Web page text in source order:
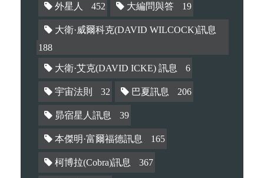
外星人 452 大編問與答 19
大衛·威爾科克(DAVID WILCOCK)訊息
188
大衛·艾克(DAVID ICKE) 訊息 6
宇宙法則 32 巴夏訊息 206
昴宿星人訊息 39
本傑明·富爾福德訊息 165
柯博拉(Cobra)訊息 367